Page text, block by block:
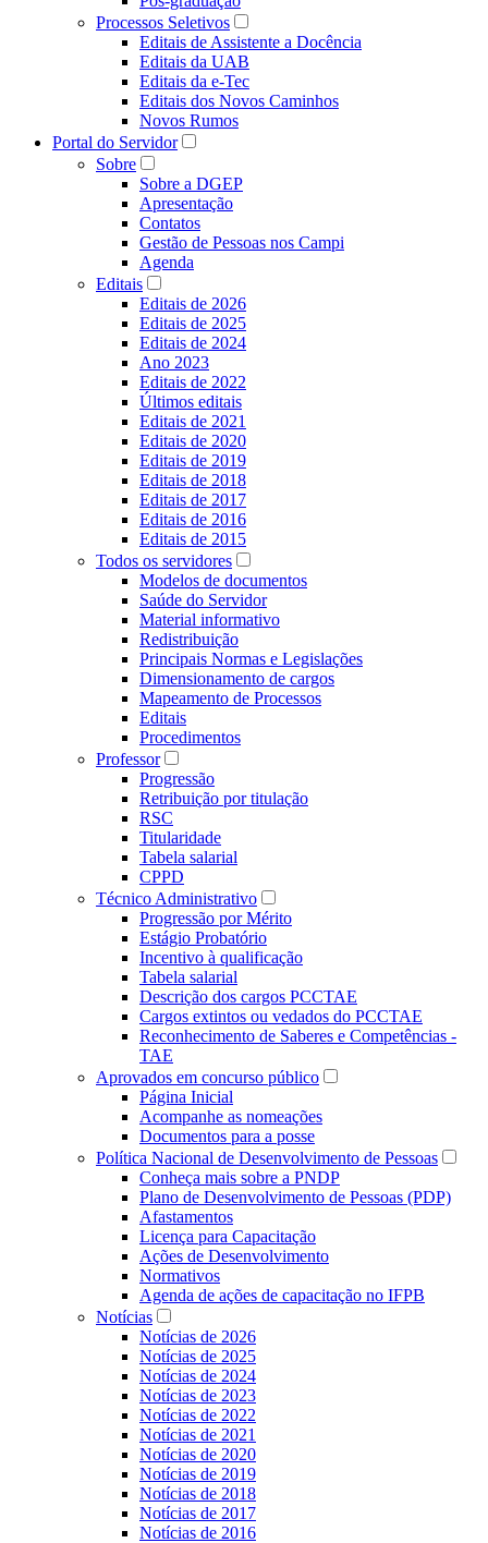
Processos Seletivos
Editais de Assistente a Docência
Editais da UAB
Editais da e-Tec
Editais dos Novos Caminhos
Novos Rumos
Portal do Servidor
Sobre
Sobre a DGEP
Apresentação
Contatos
Gestão de Pessoas nos Campi
Agenda
Editais
Editais de 2026
Editais de 2025
Editais de 2024
Ano 2023
Editais de 2022
Últimos editais
Editais de 2021
Editais de 2020
Editais de 2019
Editais de 2018
Editais de 2017
Editais de 2016
Editais de 2015
Todos os servidores
Modelos de documentos
Saúde do Servidor
Material informativo
Redistribuição
Principais Normas e Legislações
Dimensionamento de cargos
Mapeamento de Processos
Editais
Procedimentos
Professor
Progressão
Retribuição por titulação
RSC
Titularidade
Tabela salarial
CPPD
Técnico Administrativo
Progressão por Mérito
Estágio Probatório
Incentivo à qualificação
Tabela salarial
Descrição dos cargos PCCTAE
Cargos extintos ou vedados do PCCTAE
Reconhecimento de Saberes e Competências -
TAE
Aprovados em concurso público
Página Inicial
Acompanhe as nomeações
Documentos para a posse
Política Nacional de Desenvolvimento de Pessoas
Conheça mais sobre a PNDP
Plano de Desenvolvimento de Pessoas (PDP)
Afastamentos
Licença para Capacitação
Ações de Desenvolvimento
Normativos
Agenda de ações de capacitação no IFPB
Notícias
Notícias de 2026
Notícias de 2025
Notícias de 2024
Notícias de 2023
Notícias de 2022
Notícias de 2021
Notícias de 2020
Notícias de 2019
Notícias de 2018
Notícias de 2017
Notícias de 2016